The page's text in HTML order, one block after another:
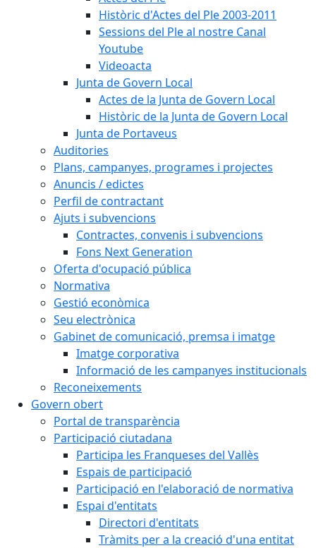
Històric d'Actes del Ple 2003-2011
Sessions del Ple al nostre Canal
Youtube
Videoacta
Junta de Govern Local
Actes de la Junta de Govern Local
Històric de la Junta de Govern Local
Junta de Portaveus
Auditories
Plans, campanyes, programes i projectes
Anuncis / edictes
Perfil de contractant
Ajuts i subvencions
Contractes, convenis i subvencions
Fons Next Generation
Oferta d'ocupació pública
Normativa
Gestió econòmica
Seu electrònica
Gabinet de comunicació, premsa i imatge
Imatge corporativa
Informació de les campanyes institucionals
Reconeixements
Govern obert
Portal de transparència
Participació ciutadana
Participa les Franqueses del Vallès
Espais de participació
Participació en l'elaboració de normativa
Espai d'entitats
Directori d'entitats
Tràmits per a la creació d'una entitat